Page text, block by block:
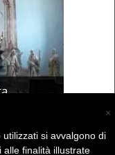
-
×
si avvalgono di
alle finalità illustrate